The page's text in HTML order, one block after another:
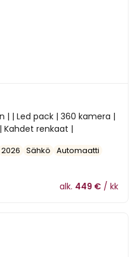
| | Led pack | 360 kamera |
Kahdet renkaat |
2026 Sähkö Automaatti
alk. 449 € / kk